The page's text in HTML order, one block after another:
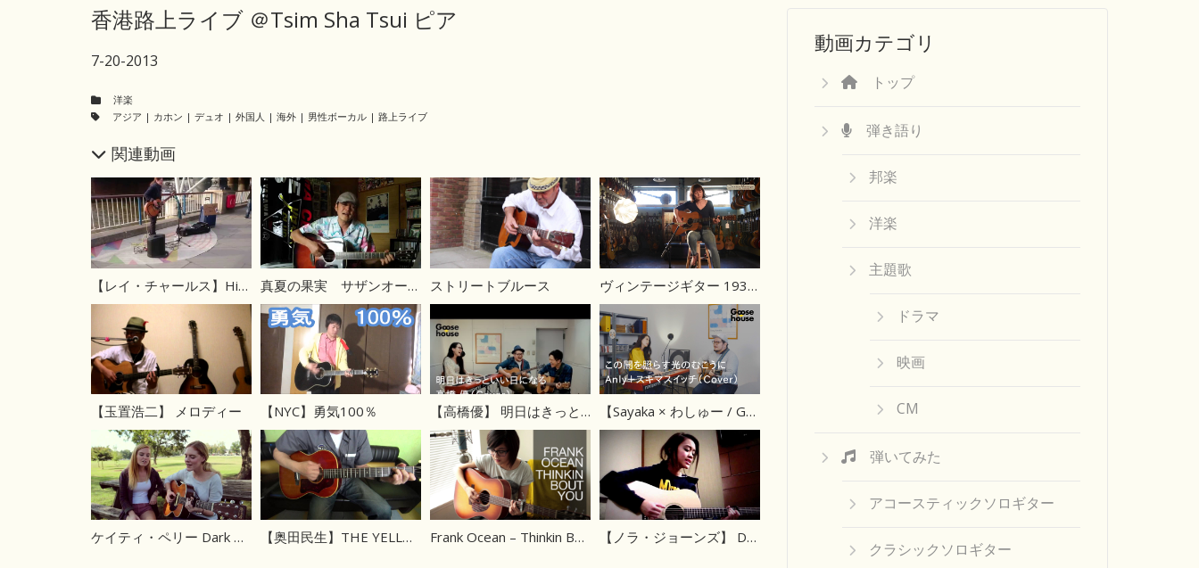
香港路上ライブ ＠Tsim Sha Tsui ピア
7-20-2013
洋楽
アジア | カホン | デュオ | 外国人 | 海外 | 男性ボーカル | 路上ライブ
関連動画
【レイ・チャールス】Hit the Road Jack 真夏の果実 サザンオールスターズ ストリートブルース ヴィンテージギター 1938 Martin D-18 by Molly Tuttle
【玉置浩二】 メロディー 【NYC】勇気100％ 【高橋優】 明日はきっといい日になる（Cover） 【Sayaka × わしゅー / Goosehouse】この闇を照らす光のむこうに／Anly＋スキマスイッチ（Cover）
ケイティ・ペリー Dark Horse 【奥田民生】THE YELLOW MONKEY バラ色の日々 Frank Ocean – Thinkin Bout You 【ノラ・ジョーンズ】 Don’t Know Why
動画カテゴリ
トップ
弾き語り
邦楽
洋楽
主題歌
ドラマ
映画
CM
弾いてみた
アコースティックソロギター
クラシックソロギター